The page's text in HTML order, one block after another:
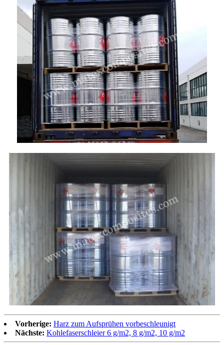
Vorherige: Harz zum Aufsprühen vorbeschleunigt
Nächste: Kohlefaserschleier 6 g/m2, 8 g/m2, 10 g/m2